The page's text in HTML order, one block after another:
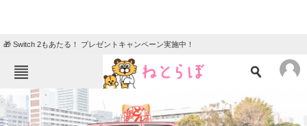
🎁 Switch 2もあたる！ プレゼントキャンペーン実施中！
ねとらぼメニュー
TOP ニュース